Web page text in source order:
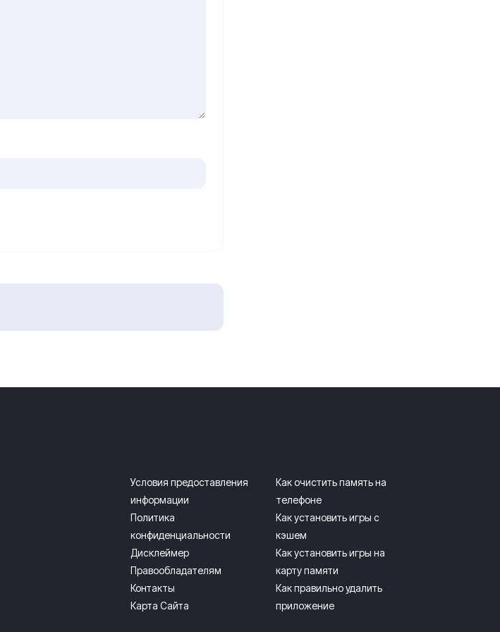
Условия предоставления
информации
Политика
конфиденциальности
Дисклеймер
Правообладателям
Контакты
Карта Сайта
Как очистить память на
телефоне
Как установить игры с
кэшем
Как установить игры на
карту памяти
Как правильно удалить
приложение